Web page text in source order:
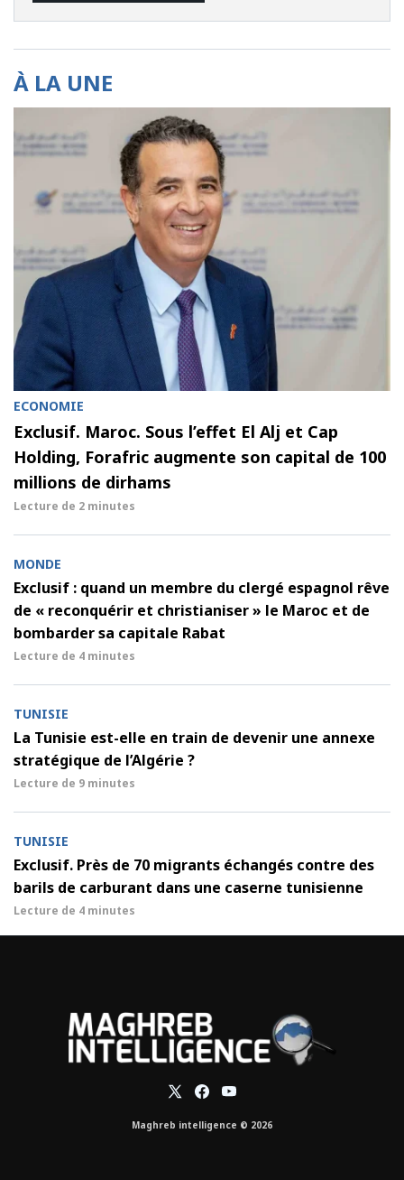
À LA UNE
ECONOMIE
Exclusif. Maroc. Sous l’effet El Alj et Cap
Holding, Forafric augmente son capital de 100
millions de dirhams
Lecture de 2 minutes
MONDE
Exclusif : quand un membre du clergé espagnol rêve
de « reconquérir et christianiser » le Maroc et de
bombarder sa capitale Rabat
Lecture de 4 minutes
TUNISIE
La Tunisie est-elle en train de devenir une annexe
stratégique de l’Algérie ?
Lecture de 9 minutes
TUNISIE
Exclusif. Près de 70 migrants échangés contre des
barils de carburant dans une caserne tunisienne
Lecture de 4 minutes
Maghreb intelligence © 2026